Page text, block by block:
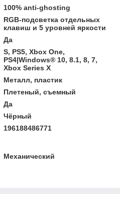
100% anti-ghosting
RGB-подсветка отдельных
клавиш и 5 уровней яркости
Да
S, PS5, Xbox One,
PS4|Windows® 10, 8.1, 8, 7,
Xbox Series X
Металл, пластик
Плетеный, съемный
Да
Чёрный
196188486771
Механический